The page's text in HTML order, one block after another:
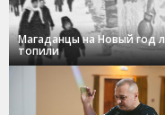
Магаданцы на Новый год
топили